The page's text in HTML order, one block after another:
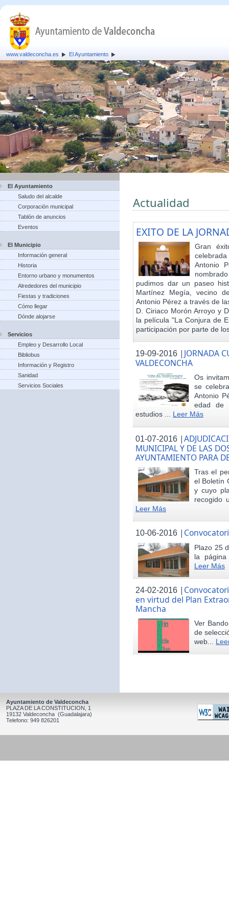
www.valdeconcha.es El Ayuntamiento
El Ayuntamiento
Saludo del alcalde
Corporación municipal
Tablón de anuncios
Eventos
El Municipio
Información general
Historia
Entorno urbano y monumentos
Alrededores del municipio
Fiestas y tradiciones
Cómo llegar
Dónde alojarse
Servicios
Empleo y Desarrollo Local
Bibliobus
Información y Registro
Sanidad
Servicios Sociales
Actualidad
EXITO DE LA
Gran
Antonio
pudimos dar un paseo
Martínez Megía, vecino
Antonio Pérez a través de
D. Ciriaco Morón Arroyo y
la película "La Conjura de
participación por parte de
19-09-2016 | JORNADA
VALDECONCHA
Os
se
Antonio
edad de
estudios ... Leer Más
01-07-2016 |
MUNICIPAL Y DE LAS
AYUNTAMIENTO PARA
Tras el
el Boletín
y cuyo
recogido
Leer Más
10-06-2016 |
Plazo 25
la
Leer Más
24-02-2016 |
en virtud del Plan
Mancha
Ver
de
web...
Ayuntamiento de Valdeconcha
PLAZA DE LA CONSTITUCION, 1
19132 Valdeconcha (Guadalajara)
Telefono: 949 826201